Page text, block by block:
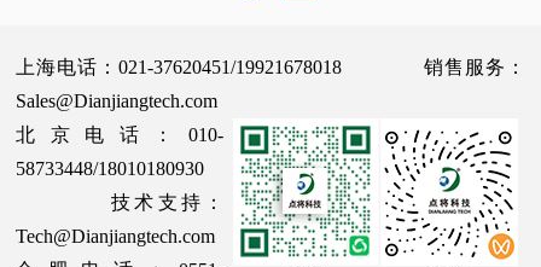
上海电话：021-37620451/19921678018 销售服务：
Sales@Dianjiangtech.com
北京电话：010-
58733448/18010180930
技术支持：
Tech@Dianjiangtech.com